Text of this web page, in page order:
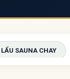
LẨU SAUNA CHAY